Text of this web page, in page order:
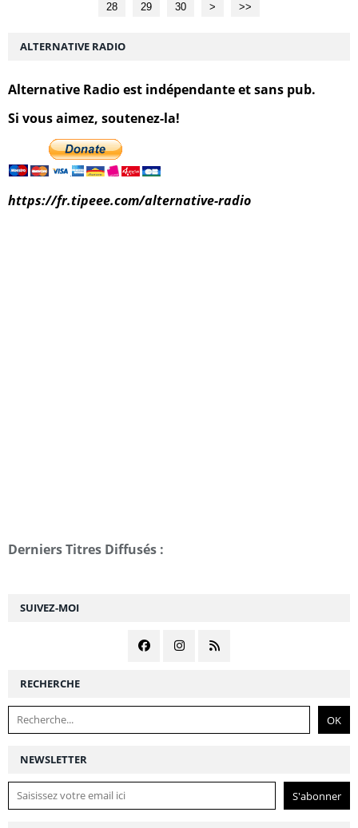
28
29 30 40
50
60
70
80
> >>
NEWSLETTER
SUIVEZ-MOI
RECHERCHE
ALTERNATIVE RADIO
Alternative Radio est indépendante et sans pub.
Si vous aimez, soutenez-la!
https://fr.tipeee.com/alternative-radio
Derniers Titres Diffusés :